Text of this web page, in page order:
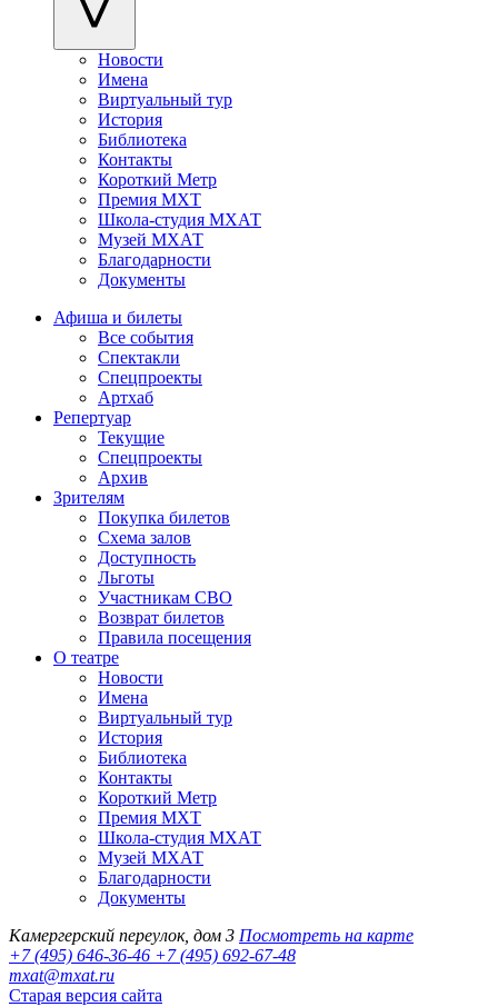
Новости
Имена
Виртуальный тур
История
Библиотека
Контакты
Короткий Метр
Премия МХТ
Школа-студия МХАТ
Музей МХАТ
Благодарности
Документы
Афиша и билеты
Все события
Спектакли
Спецпроекты
Артхаб
Репертуар
Текущие
Спецпроекты
Архив
Зрителям
Покупка билетов
Схема залов
Доступность
Льготы
Участникам СВО
Возврат билетов
Правила посещения
О театре
Новости
Имена
Виртуальный тур
История
Библиотека
Контакты
Короткий Метр
Премия МХТ
Школа-студия МХАТ
Музей МХАТ
Благодарности
Документы
Камергерский переулок, дом 3 Посмотреть на карте
+7 (495) 646-36-46 +7 (495) 692-67-48‬
mxat@mxat.ru
Старая версия сайта